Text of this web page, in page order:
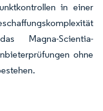
in einer
Magna-Scientia-
ohne